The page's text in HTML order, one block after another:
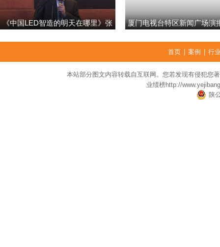
《中国LED智造的明天在哪里》张
厦门电视台特区新闻广场演
首页 案例 行
本站部分图文内容转载自互联网。您若发现有侵犯您
业绩榜http://
陕